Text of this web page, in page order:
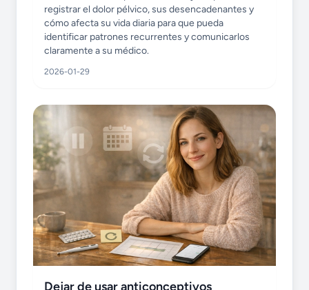
registrar el dolor pélvico, sus desencadenantes y
cómo afecta su vida diaria para que pueda
identificar patrones recurrentes y comunicarlos
claramente a su médico.
2026-01-29
Dejar de usar anticonceptivos